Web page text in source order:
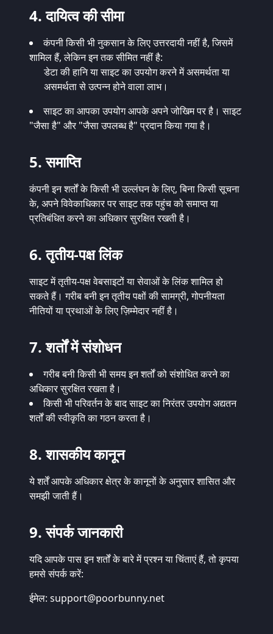
4. दायित्व की सीमा
कंपनी किसी भी नुकसान के लिए उत्तरदायी नहीं है, जिसमें
शामिल हैं, लेकिन इन तक सीमित नहीं है:
डेटा की हानि या साइट का उपयोग करने में असमर्थता या
असमर्थता से उत्पन्न होने वाला लाभ।
साइट का आपका उपयोग आपके अपने जोखिम पर है। साइट
"जैसा है" और "जैसा उपलब्ध है" प्रदान किया गया है।
5. समाप्ति
कंपनी इन शर्तों के किसी भी उल्लंघन के लिए, बिना किसी सूचना
के, अपने विवेकाधिकार पर साइट तक पहुंच को समाप्त या
प्रतिबंधित करने का अधिकार सुरक्षित रखती है।
6. तृतीय-पक्ष लिंक
साइट में तृतीय-पक्ष वेबसाइटों या सेवाओं के लिंक शामिल हो
सकते हैं। गरीब बनी इन तृतीय पक्षों की सामग्री, गोपनीयता
नीतियों या प्रथाओं के लिए ज़िम्मेदार नहीं है।
7. शर्तों में संशोधन
गरीब बनी किसी भी समय इन शर्तों को संशोधित करने का
अधिकार सुरक्षित रखता है।
किसी भी परिवर्तन के बाद साइट का निरंतर उपयोग अद्यतन
शर्तों की स्वीकृति का गठन करता है।
8. शासकीय कानून
ये शर्तें आपके अधिकार क्षेत्र के कानूनों के अनुसार शासित और
समझी जाती हैं।
9. संपर्क जानकारी
यदि आपके पास इन शर्तों के बारे में प्रश्न या चिंताएं हैं, तो कृपया
हमसे संपर्क करें:
ईमेल: support@poorbunny.net